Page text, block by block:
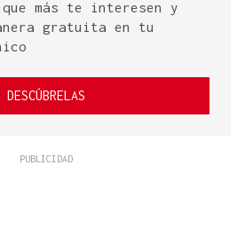
más te interesen y
gratuita en tu
DESCÚBRELAS